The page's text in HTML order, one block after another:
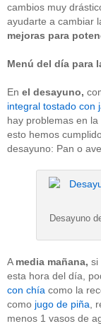
cambios muy
ayudarte a cambiar
mejoras para
Menú del día para
En el desayuno,
integral tostado con
hay problemas en
esto hemos
desayuno: Pan o
Desayuno
A media mañana, si
esta hora del día,
con chía como la
como jugo de piña ,
menos 1 vasos de